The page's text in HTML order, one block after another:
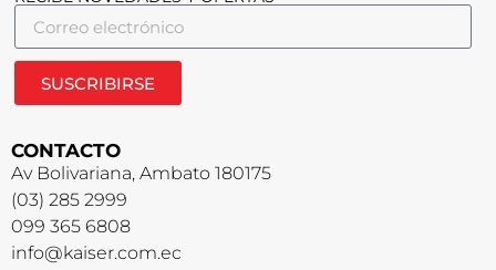
SUSCRIBIRSE
CONTACTO
Av Bolivariana, Ambato 180175
(03) 285 2999
099 365 6808
info@kaiser.com.ec